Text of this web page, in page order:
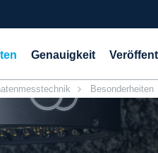
Genauigkeit
Besonderheiten